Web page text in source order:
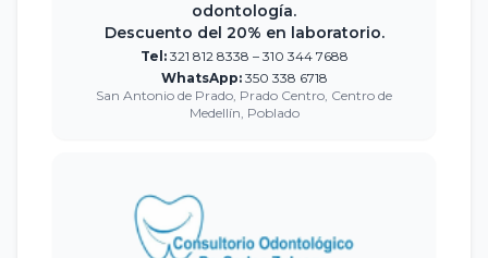
odontología.
Descuento del 20% en laboratorio.
Tel:321 812 8338 – 310 344 7688
WhatsApp:350 338 6718
San Antonio de Prado, Prado Centro, Centro de
Medellín, Poblado